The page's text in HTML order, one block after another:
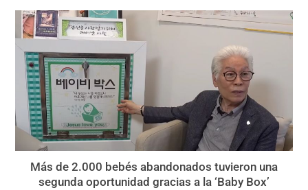
Más de 2.000 bebés abandonados tuvieron una
segunda oportunidad gracias a la ‘Baby Box’